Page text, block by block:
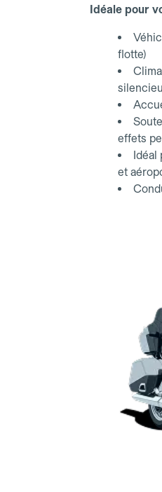
Idéale pour
flotte)
effets
Idéal
et